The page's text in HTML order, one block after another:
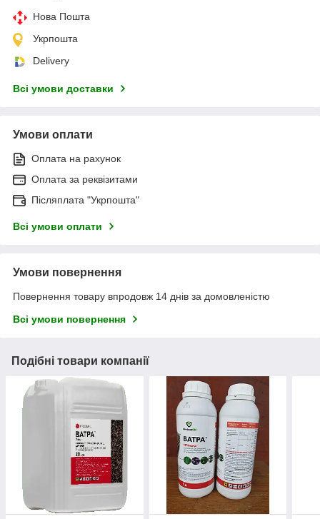
Нова Пошта
Укрпошта
Delivery
Всі умови доставки
Умови оплати
Оплата на рахунок
Оплата за реквізитами
Післяплата "Укрпошта"
Всі умови оплати
Умови повернення
Повернення товару впродовж 14 днів за домовленістю
Всі умови повернення
Подібні товари компанії